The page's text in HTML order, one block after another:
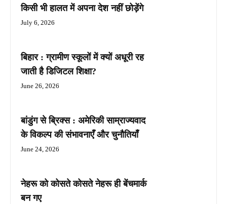
किसी भी हालत में अपना देश नहीं छोड़ेंगे
July 6, 2026
बिहार : ग्रामीण स्कूलों में क्यों अधूरी रह
जाती है डिजिटल शिक्षा?
June 26, 2026
बांडुंग से ब्रिक्स : अमेरिकी साम्राज्यवाद
के विकल्प की संभावनाएँ और चुनौतियाँ
June 24, 2026
नेहरू को कोसते कोसते नेहरू ही बेंचमार्क
बन गए